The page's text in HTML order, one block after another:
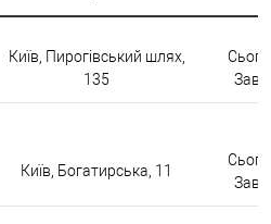
Київ, Пирогівський шлях,
135
Київ, Богатирська, 11